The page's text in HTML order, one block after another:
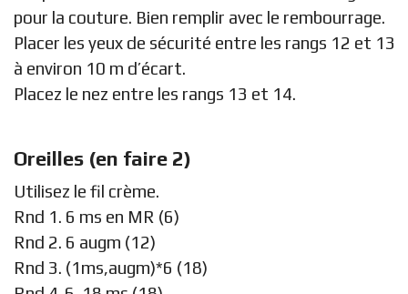
pour la couture. Bien remplir avec le rembourrage.
Placer les yeux de sécurité entre les rangs 12 et 13
à environ 10 m d’écart.
Placez le nez entre les rangs 13 et 14.
Oreilles (en faire 2)
Utilisez le fil crème.
Rnd 1. 6 ms en MR (6)
Rnd 2. 6 augm (12)
Rnd 3. (1ms,augm)*6 (18)